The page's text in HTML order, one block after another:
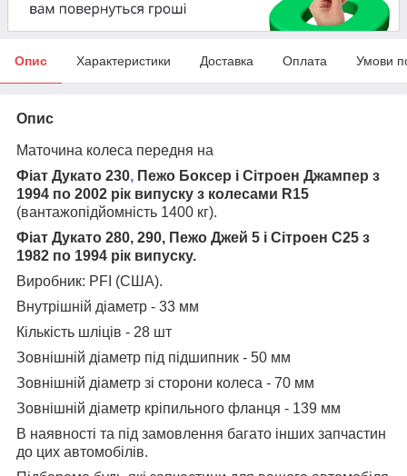
Опис Характеристики Доставка Оплата Умови
Опис
Маточина колеса передня на
Фіат Дукато 230, Пежо Боксер і Сітроен Джампер з
1994 по 2002 рік випуску з колесами R15
(вантажопідйомність 1400 кг).
Фіат Дукато 280, 290, Пежо Джей 5 і Сітроен С25 з
1982 по 1994 рік випуску.
Виробник: PFI (США).
Внутрішній діаметр - 33 мм
Кількість шліців - 28 шт
Зовнішній діаметр під підшипник - 50 мм
Зовнішній діаметр зі сторони колеса - 70 мм
Зовнішній діаметр кріпильного фланця - 139 мм
В наявності та під замовлення багато інших запчастин
до цих автомобілів.